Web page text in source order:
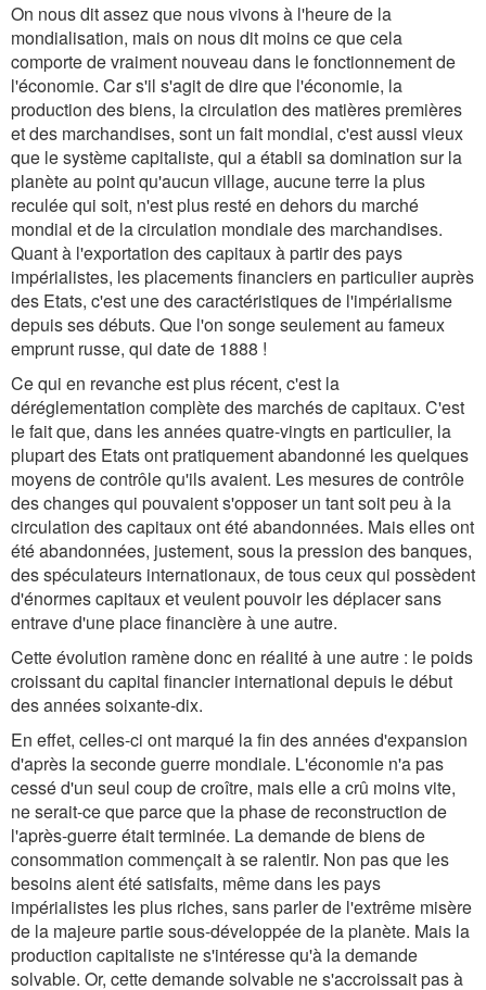
On nous dit assez que nous vivons à l'heure de la
mondialisation, mais on nous dit moins ce que cela
comporte de vraiment nouveau dans le fonctionnement de
l'économie. Car s'il s'agit de dire que l'économie, la
production des biens, la circulation des matières premières
et des marchandises, sont un fait mondial, c'est aussi vieux
que le système capitaliste, qui a établi sa domination sur la
planète au point qu'aucun village, aucune terre la plus
reculée qui soit, n'est plus resté en dehors du marché
mondial et de la circulation mondiale des marchandises.
Quant à l'exportation des capitaux à partir des pays
impérialistes, les placements financiers en particulier auprès
des Etats, c'est une des caractéristiques de l'impérialisme
depuis ses débuts. Que l'on songe seulement au fameux
emprunt russe, qui date de 1888 !
Ce qui en revanche est plus récent, c'est la
déréglementation complète des marchés de capitaux. C'est
le fait que, dans les années quatre-vingts en particulier, la
plupart des Etats ont pratiquement abandonné les quelques
moyens de contrôle qu'ils avaient. Les mesures de contrôle
des changes qui pouvaient s'opposer un tant soit peu à la
circulation des capitaux ont été abandonnées. Mais elles ont
été abandonnées, justement, sous la pression des banques,
des spéculateurs internationaux, de tous ceux qui possèdent
d'énormes capitaux et veulent pouvoir les déplacer sans
entrave d'une place financière à une autre.
Cette évolution ramène donc en réalité à une autre : le poids
croissant du capital financier international depuis le début
des années soixante-dix.
En effet, celles-ci ont marqué la fin des années d'expansion
d'après la seconde guerre mondiale. L'économie n'a pas
cessé d'un seul coup de croître, mais elle a crû moins vite,
ne serait-ce que parce que la phase de reconstruction de
l'après-guerre était terminée. La demande de biens de
consommation commençait à se ralentir. Non pas que les
besoins aient été satisfaits, même dans les pays
impérialistes les plus riches, sans parler de l'extrême misère
de la majeure partie sous-développée de la planète. Mais la
production capitaliste ne s'intéresse qu'à la demande
solvable. Or, cette demande solvable ne s'accroissait pas à